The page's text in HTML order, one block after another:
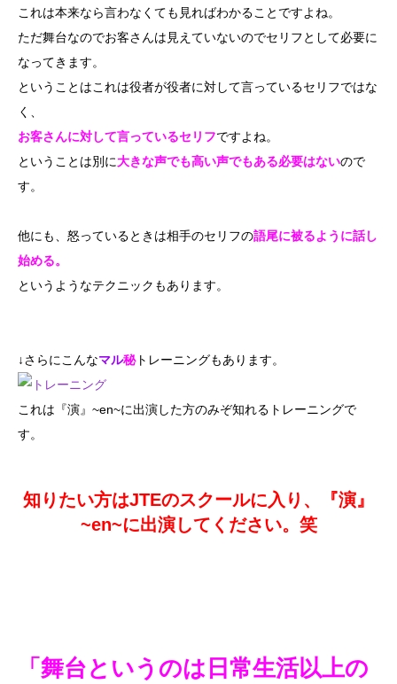
これは本来なら言わなくても見ればわかることですよね。
ただ舞台なのでお客さんは見えていないのでセリフとして必要に
なってきます。
ということはこれは役者が役者に対して言っているセリフではな
く、
お客さんに対して言っているセリフですよね。
ということは別に大きな声でも高い声でもある必要はないので
す。
他にも、怒っているときは相手のセリフの語尾に被るように話し
始める。
というようなテクニックもあります。
↓さらにこんなマル秘トレーニングもあります。
これは『演』~en~に出演した方のみぞ知れるトレーニングで
す。
知りたい方はJTEのスクールに入り、『演』
~en~に出演してください。笑
「舞台というのは日常生活以上の